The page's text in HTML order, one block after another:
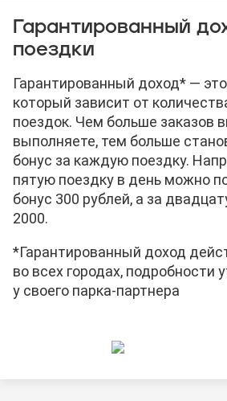
Гарантированный
поездки
Гарантированный доход* —
который зависит от
поездок. Чем больше заказов
выполняете, тем больше
бонус за каждую поездку.
пятую поездку в день можно
бонус 300 рублей, а за
2000.
*Гарантированный доход
во всех городах, подробности
у своего парка-партнера